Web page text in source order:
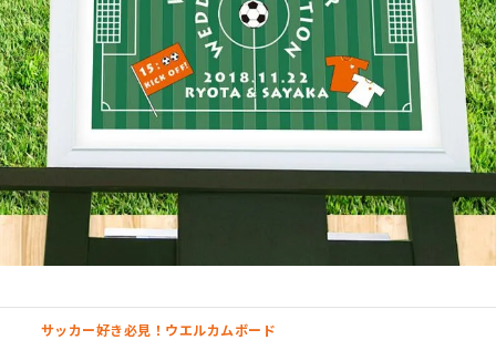
サッカー好き必見！ウエルカムボード